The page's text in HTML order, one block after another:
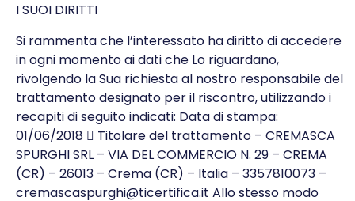
I SUOI DIRITTI
Si rammenta che l’interessato ha diritto di accedere
in ogni momento ai dati che Lo riguardano,
rivolgendo la Sua richiesta al nostro responsabile del
trattamento designato per il riscontro, utilizzando i
recapiti di seguito indicati: Data di stampa:
01/06/2018  Titolare del trattamento – CREMASCA
SPURGHI SRL – VIA DEL COMMERCIO N. 29 – CREMA
(CR) – 26013 – Crema (CR) – Italia – 3357810073 –
cremascaspurghi@ticertifica.it Allo stesso modo